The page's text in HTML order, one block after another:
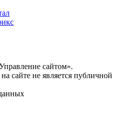
сайтом».
сайте не является публичной